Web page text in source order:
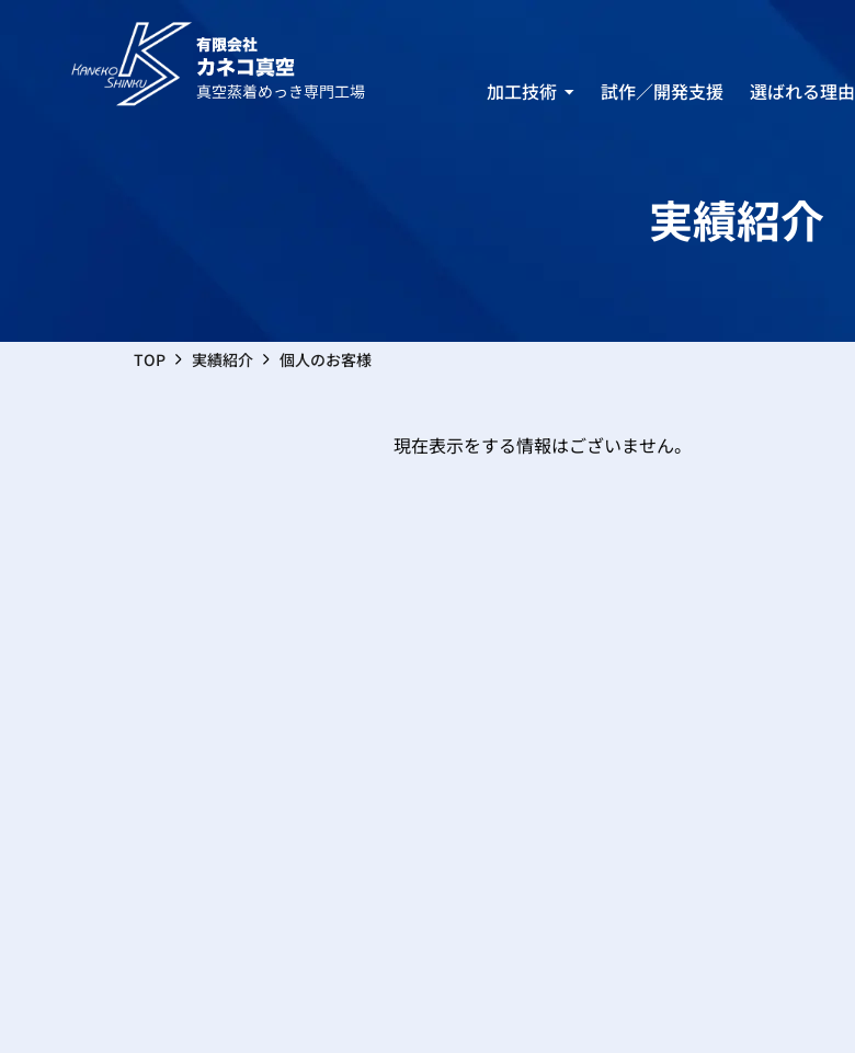
加工技術 試作／開発支援 選ばれる理由
実績紹介
TOP 実績紹介 個人のお客様
現在表示をする情報はございません。